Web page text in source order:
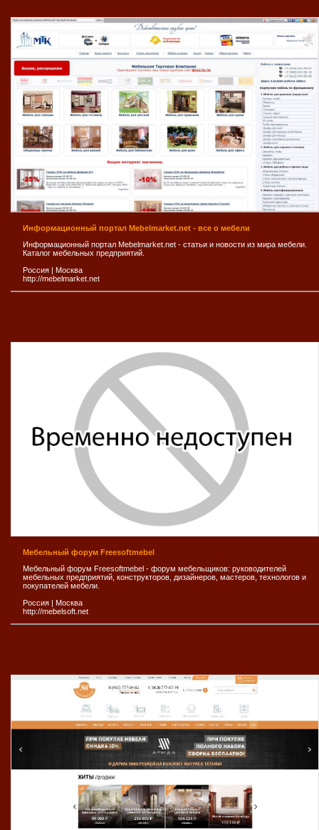
Информационный портал Mebelmarket.net - все о мебели
Информационный портал Mebelmarket.net - статьи и новости из мира мебели.
Каталог мебельных предприятий.
Россия | Москва
http://mebelmarket.net
Мебельный форум Freesoftmebel
Мебельный форум Freesoftmebel - форум мебельщиков: руководителей
мебельных предприятий, конструкторов, дизайнеров, мастеров, технологов и
покупателей мебели.
Россия
Москва
http://mebelsoft.net